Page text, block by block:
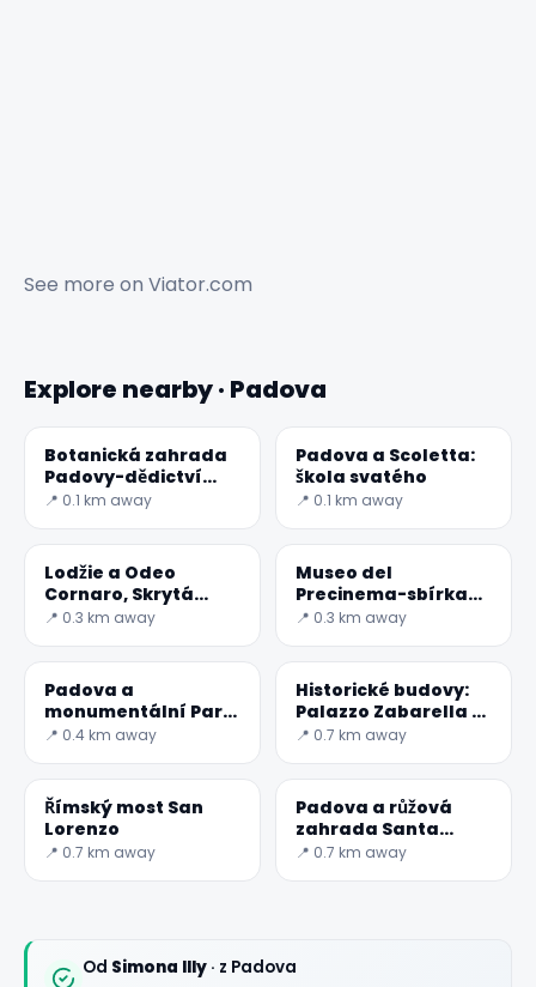
See more on Viator.com
Explore nearby · Padova
Botanická zahrada
Padovy-dědictví
Unesco
📍 0.1 km away
Padova a Scoletta:
škola svatého
📍 0.1 km away
Lodžie a Odeo
Cornaro, Skrytá
Perla Padovy
📍 0.3 km away
Museo del
Precinema-sbírka
Minici Zotti
📍 0.3 km away
Padova a
monumentální Park
Treves De ' Bonfili
📍 0.4 km away
Historické budovy:
Palazzo Zabarella v
Padově
📍 0.7 km away
Římský most San
Lorenzo
📍 0.7 km away
Padova a růžová
zahrada Santa
Giustina
📍 0.7 km away
Od Simona Illy · z Padova